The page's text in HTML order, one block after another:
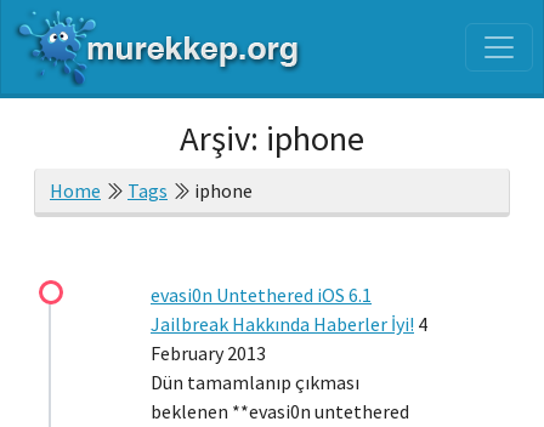
Arşiv: iphone
Home Tags iphone
evasi0n Untethered iOS 6.1
Jailbreak Hakkında Haberler İyi! 4
February 2013
Dün tamamlanıp çıkması
beklenen **evasi0n untethered